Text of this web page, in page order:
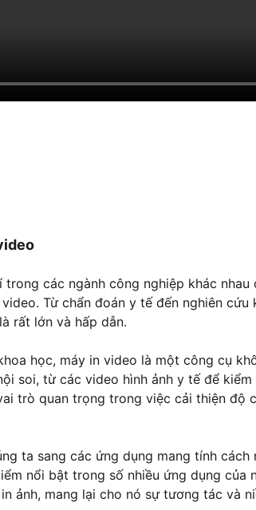
các ngành công nghiệp khác
Từ chẩn đoán y tế đến nghiên
rất lớn và hấp dẫn.
học, máy in video là một công cụ
soi, từ các video hình ảnh y tế để
trò quan trọng trong việc cải thiện độ
ta sang các ứng dụng mang tính
nổi bật trong số nhiều ứng dụng của
ảnh, mang lại cho nó sự tương tác và